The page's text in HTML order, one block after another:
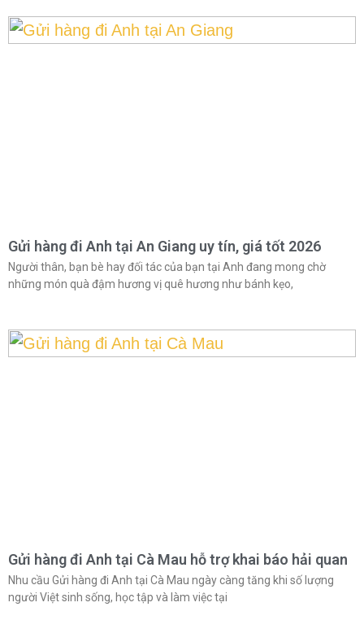
Gửi hàng đi Anh tại An Giang uy tín, giá tốt 2026
Người thân, bạn bè hay đối tác của bạn tại Anh đang mong chờ
những món quà đậm hương vị quê hương như bánh kẹo,
Gửi hàng đi Anh tại Cà Mau hỗ trợ khai báo hải quan
Nhu cầu Gửi hàng đi Anh tại Cà Mau ngày càng tăng khi số lượng
người Việt sinh sống, học tập và làm việc tại